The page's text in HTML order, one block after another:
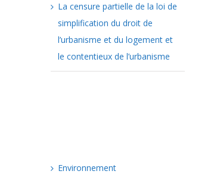
La censure partielle de la loi de
simplification du droit de
l’urbanisme et du logement et
le contentieux de l’urbanisme
Environnement